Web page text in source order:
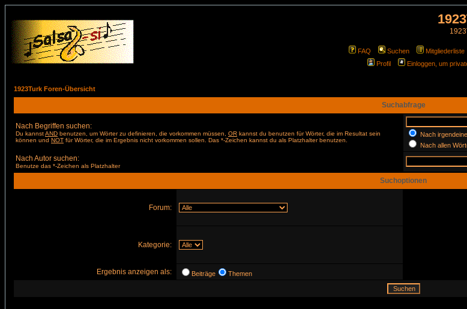
FAQ Suchen Mitgliederliste
Profil
Einloggen, um
1923Turk Foren-Übersicht
Suchabfrage
Nach Begriffen suchen:
Du kannstAND benutzen, um Wörter zu definieren, die vorkommen müssen, OR kannst du benutzen für Wörter, die im Resultat sein
können und NOT für Wörter, die im Ergebnis nicht vorkommen sollen. Das *-Zeichen kannst du als Platzhalter benutzen.
Nach
Nach allen
Nach Autor suchen:
Benutze das *-Zeichen als Platzhalter
Suchoptionen
Forum:
Kategorie:
Ergebnis anzeigen als: Beiträge Themen